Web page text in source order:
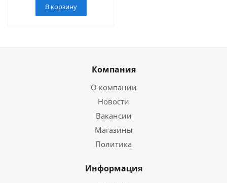
В корзину
Компания
О компании
Новости
Вакансии
Магазины
Политика
Информация